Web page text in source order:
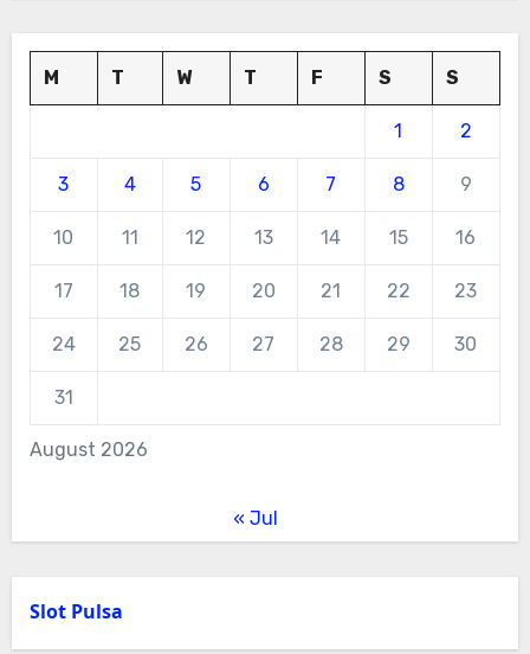
August 2026
M T W T F S S
1 2
3 4 5 6 7 8 9
10 11 12 13 14 15 16
17 18 19 20 21 22 23
24 25 26 27 28 29 30
31
« Jul
Slot Pulsa